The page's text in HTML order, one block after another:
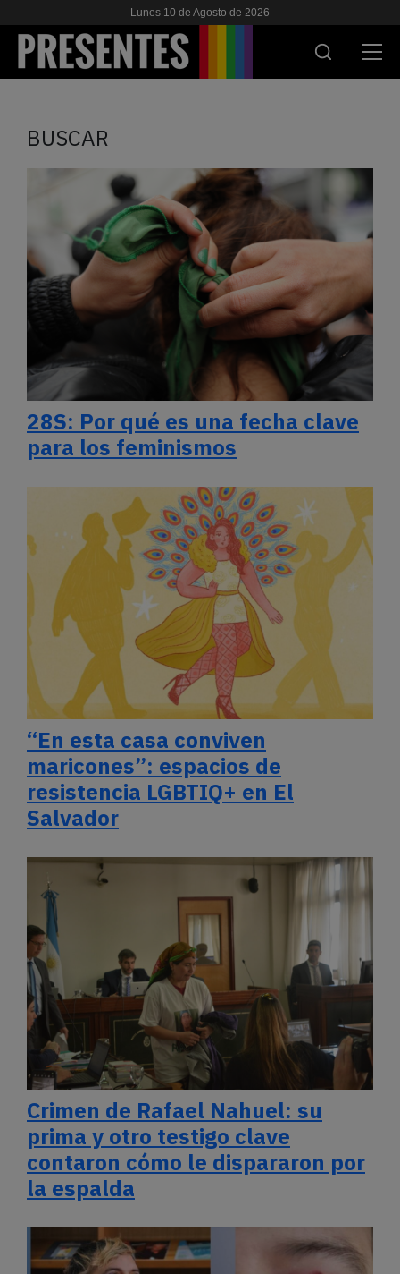
Lunes 10 de Agosto de 2026
ESCUELA
NOSOTRES
APOYANOS
ES EN
BUSCAR
28S: Por qué es una fecha clave
para los feminismos
“En esta casa conviven
maricones”: espacios de
resistencia LGBTIQ+ en El
Salvador
Crimen de Rafael Nahuel: su
prima y otro testigo clave
contaron cómo le dispararon por
la espalda